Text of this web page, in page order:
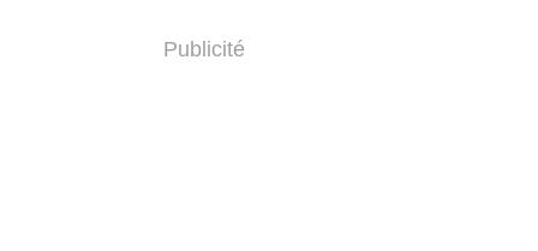
Publicité